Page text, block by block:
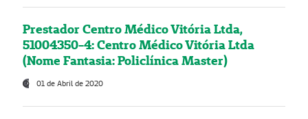
Prestador Centro Médico Vitória Ltda,
51004350-4: Centro Médico Vitória Ltda
(Nome Fantasia: Policlínica Master)
01 de Abril de 2020